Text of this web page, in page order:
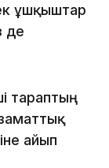
ұшқыштар
де
тараптың
айып